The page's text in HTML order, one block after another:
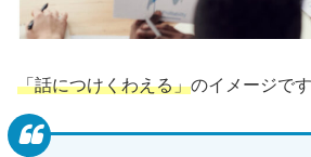
「話につけくわえる」のイメージです